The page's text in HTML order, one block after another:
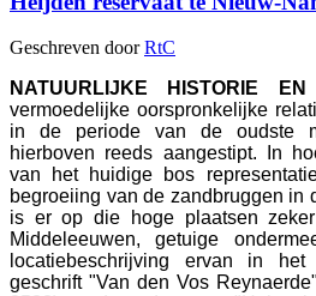
Geschreven doorRtC
NATUURLIJKE HISTORIE
vermoedelijke oorspronkelijke
in de periode van de oudste
hierboven reeds aangestipt. In
van het huidige bos
begroeiing van de zandbruggen in
is er op die hoge plaatsen
Middeleeuwen, getuige
locatiebeschrijving ervan in
geschrift "Van den Vos